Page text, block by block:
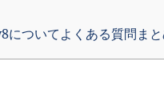
についてよくある質問ま